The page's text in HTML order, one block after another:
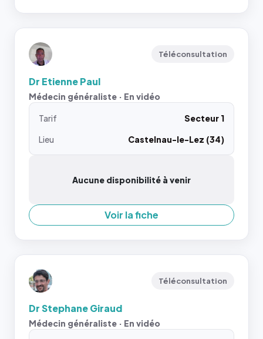
Téléconsultation
Dr Etienne Paul
Médecin généraliste · En vidéo
Tarif
Secteur 1
Lieu
Castelnau-le-Lez (34)
Aucune disponibilité à venir
Voir la fiche
Téléconsultation
Dr Stephane Giraud
Médecin généraliste · En vidéo